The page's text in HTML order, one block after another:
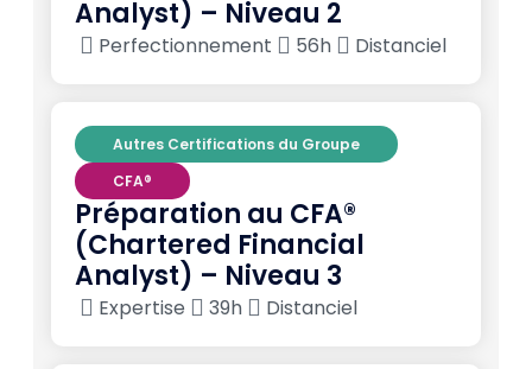
Analyst) – Niveau 2
Perfectionnement 56h Distanciel
Autres Certifications du Groupe
CFA®
Préparation au CFA®
(Chartered Financial
Analyst) – Niveau 3
Expertise 39h Distanciel